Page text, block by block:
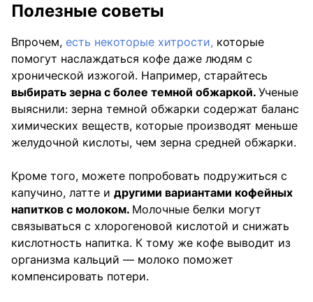
Полезные советы
Впрочем, есть некоторые хитрости, которые
помогут наслаждаться кофе даже людям с
хронической изжогой. Например, старайтесь
выбирать зерна с более темной обжаркой. Ученые
выяснили: зерна темной обжарки содержат баланс
химических веществ, которые производят меньше
желудочной кислоты, чем зерна средней обжарки.
Кроме того, можете попробовать подружиться с
капучино, латте и другими вариантами кофейных
напитков с молоком. Молочные белки могут
связываться с хлорогеновой кислотой и снижать
кислотность напитка. К тому же кофе выводит из
организма кальций — молоко поможет
компенсировать потери.